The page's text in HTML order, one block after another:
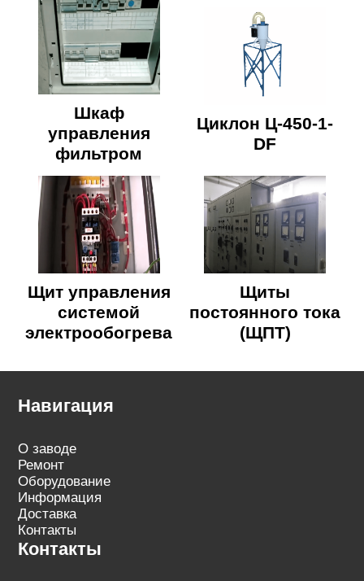
Шкаф
управления
фильтром
Циклон Ц-450-1-
DF
Щит управления
системой
электрообогрева
Щиты
постоянного тока
(ЩПТ)
Навигация
О заводе
Ремонт
Оборудование
Информация
Доставка
Контакты
Контакты